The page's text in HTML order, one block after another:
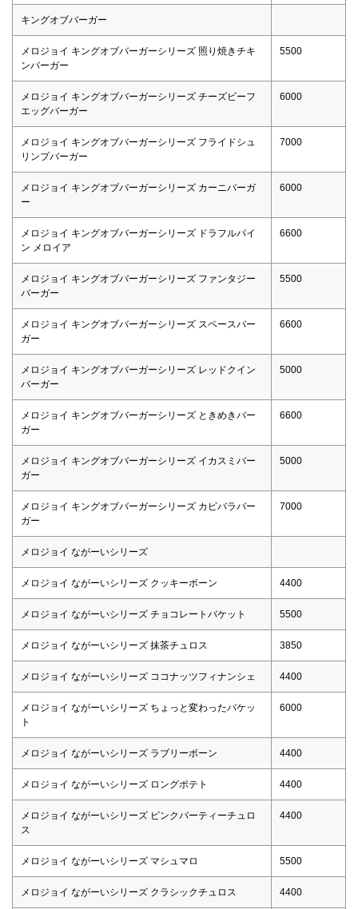
キングオブバーガー
メロジョイ キングオブバーガーシリーズ 照り焼きチキ
ンバーガー
5500
メロジョイ キングオブバーガーシリーズ チーズビーフ
エッグバーガー
6000
メロジョイ キングオブバーガーシリーズ フライドシュ
リンプバーガー
7000
メロジョイ キングオブバーガーシリーズ カーニバーガ
ー
6000
メロジョイ キングオブバーガーシリーズ ドラフルパイ
ン メロイア
6600
メロジョイ キングオブバーガーシリーズ ファンタジー
バーガー
5500
メロジョイ キングオブバーガーシリーズ スペースバー
ガー
6600
メロジョイ キングオブバーガーシリーズ レッドクイン
バーガー
5000
メロジョイ キングオブバーガーシリーズ ときめきバー
ガー
6600
メロジョイ キングオブバーガーシリーズ イカスミバー
ガー
5000
メロジョイ キングオブバーガーシリーズ カピバラバー
ガー
7000
メロジョイ ながーいシリーズ
メロジョイ ながーいシリーズ クッキーボーン 4400
メロジョイ ながーいシリーズ チョコレートバケット 5500
メロジョイ ながーいシリーズ 抹茶チュロス 3850
メロジョイ ながーいシリーズ ココナッツフィナンシェ 4400
メロジョイ ながーいシリーズ ちょっと変わったバケッ
ト
6000
メロジョイ ながーいシリーズ ラブリーボーン 4400
メロジョイ ながーいシリーズ ロングポテト 4400
メロジョイ ながーいシリーズ ピンクパーティーチュロ
ス
4400
メロジョイ ながーいシリーズ マシュマロ 5500
メロジョイ ながーいシリーズ クラシックチュロス 4400